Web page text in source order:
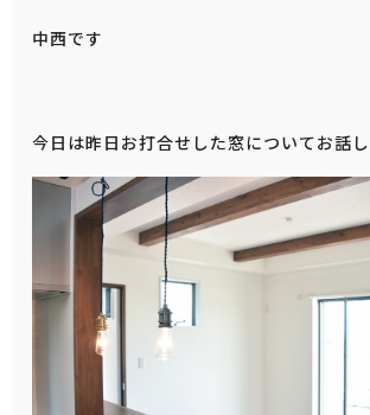
中西です
今日は昨日お打合せした窓についてお話し